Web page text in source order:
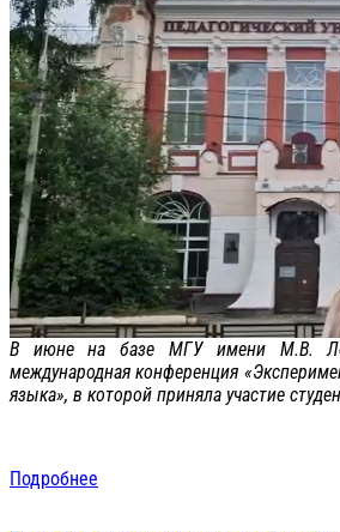
В июне на базе МГУ имени М.В.
международная конференция
языка», в которой приняла участие
Подробнее